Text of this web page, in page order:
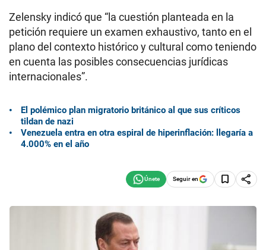
Zelensky indicó que “la cuestión planteada en la
petición requiere un examen exhaustivo, tanto en el
plano del contexto histórico y cultural como teniendo
en cuenta las posibles consecuencias jurídicas
internacionales”.
El polémico plan migratorio británico al que sus críticos
tildan de nazi
Venezuela entra en otra espiral de hiperinflación: llegaría a
4.000% en el año
Seguir en